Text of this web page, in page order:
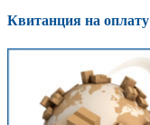
Квитанция на оплату